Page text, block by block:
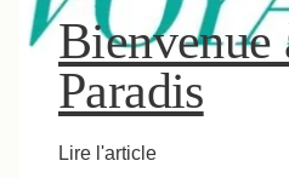
Paradis
Lire l'article